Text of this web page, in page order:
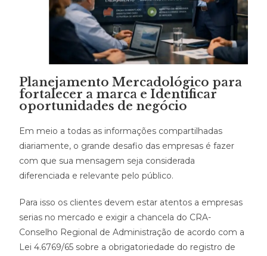
Planejamento Mercadológico para
fortalecer a marca e Identificar
oportunidades de negócio
Em meio a todas as informações compartilhadas
diariamente, o grande desafio das empresas é fazer
com que sua mensagem seja considerada
diferenciada e relevante pelo público.
Para isso os clientes devem estar atentos a empresas
serias no mercado e exigir a chancela do CRA-
Conselho Regional de Administração de acordo com a
Lei 4.6769/65 sobre a obrigatoriedade do registro de